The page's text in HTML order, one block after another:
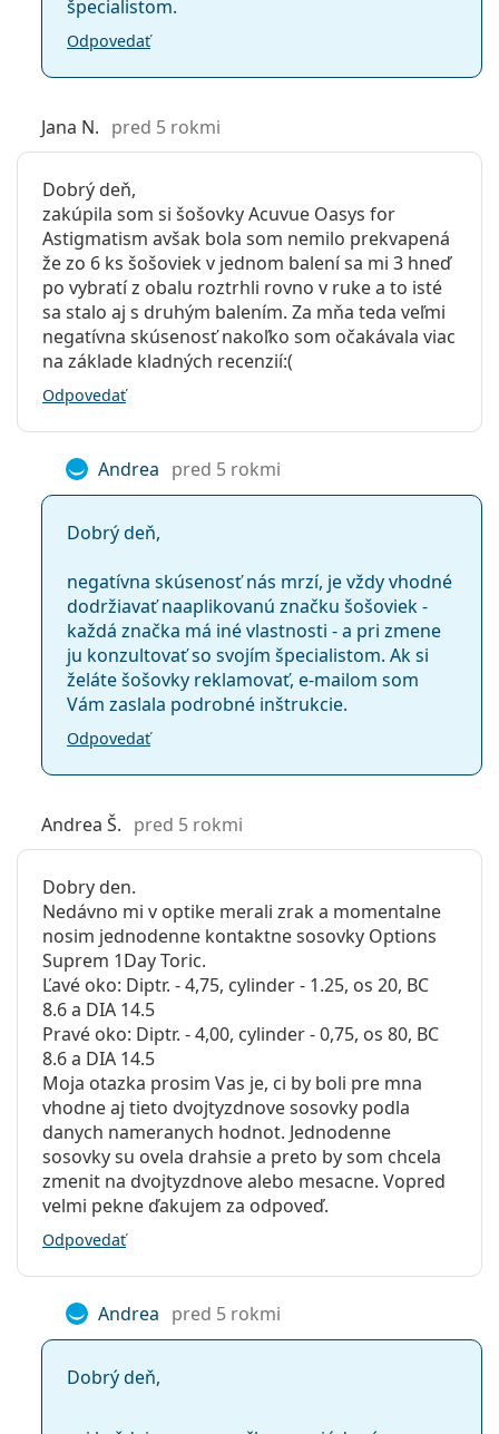
špecialistom.
Odpovedať
Jana N. pred 5 rokmi
Dobrý deň,
zakúpila som si šošovky Acuvue Oasys for
Astigmatism avšak bola som nemilo prekvapená
že zo 6 ks šošoviek v jednom balení sa mi 3 hneď
po vybratí z obalu roztrhli rovno v ruke a to isté
sa stalo aj s druhým balením. Za mňa teda veľmi
negatívna skúsenosť nakoľko som očakávala viac
na základe kladných recenzií:(
Odpovedať
Andrea pred 5 rokmi
Dobrý deň,
negatívna skúsenosť nás mrzí, je vždy vhodné
dodržiavať naaplikovanú značku šošoviek -
každá značka má iné vlastnosti - a pri zmene
ju konzultovať so svojím špecialistom. Ak si
želáte šošovky reklamovať, e-mailom som
Vám zaslala podrobné inštrukcie.
Odpovedať
Andrea Š. pred 5 rokmi
Dobry den.
Nedávno mi v optike merali zrak a momentalne
nosim jednodenne kontaktne sosovky Options
Suprem 1Day Toric.
Ľavé oko: Diptr. - 4,75, cylinder - 1.25, os 20, BC
8.6 a DIA 14.5
Pravé oko: Diptr. - 4,00, cylinder - 0,75, os 80, BC
8.6 a DIA 14.5
Moja otazka prosim Vas je, ci by boli pre mna
vhodne aj tieto dvojtyzdnove sosovky podla
danych nameranych hodnot. Jednodenne
sosovky su ovela drahsie a preto by som chcela
zmenit na dvojtyzdnove alebo mesacne. Vopred
velmi pekne ďakujem za odpoveď.
Odpovedať
Andrea pred 5 rokmi
Dobrý deň,